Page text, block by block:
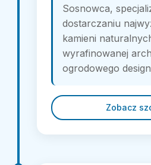
Sosnowca,
dostarczaniu
kamieni
wyrafinowanej
ogrodowego
Zobacz